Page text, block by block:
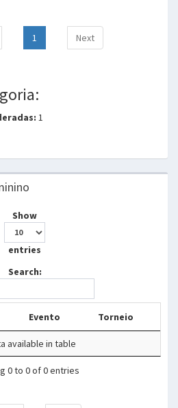
1 Next
1
Show
entries
Search:
Evento Torneio
available in table
0 to 0 of 0 entries